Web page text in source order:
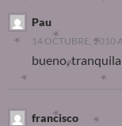
Pau
14 OCTUBRE, 2010
bueno,
francisco